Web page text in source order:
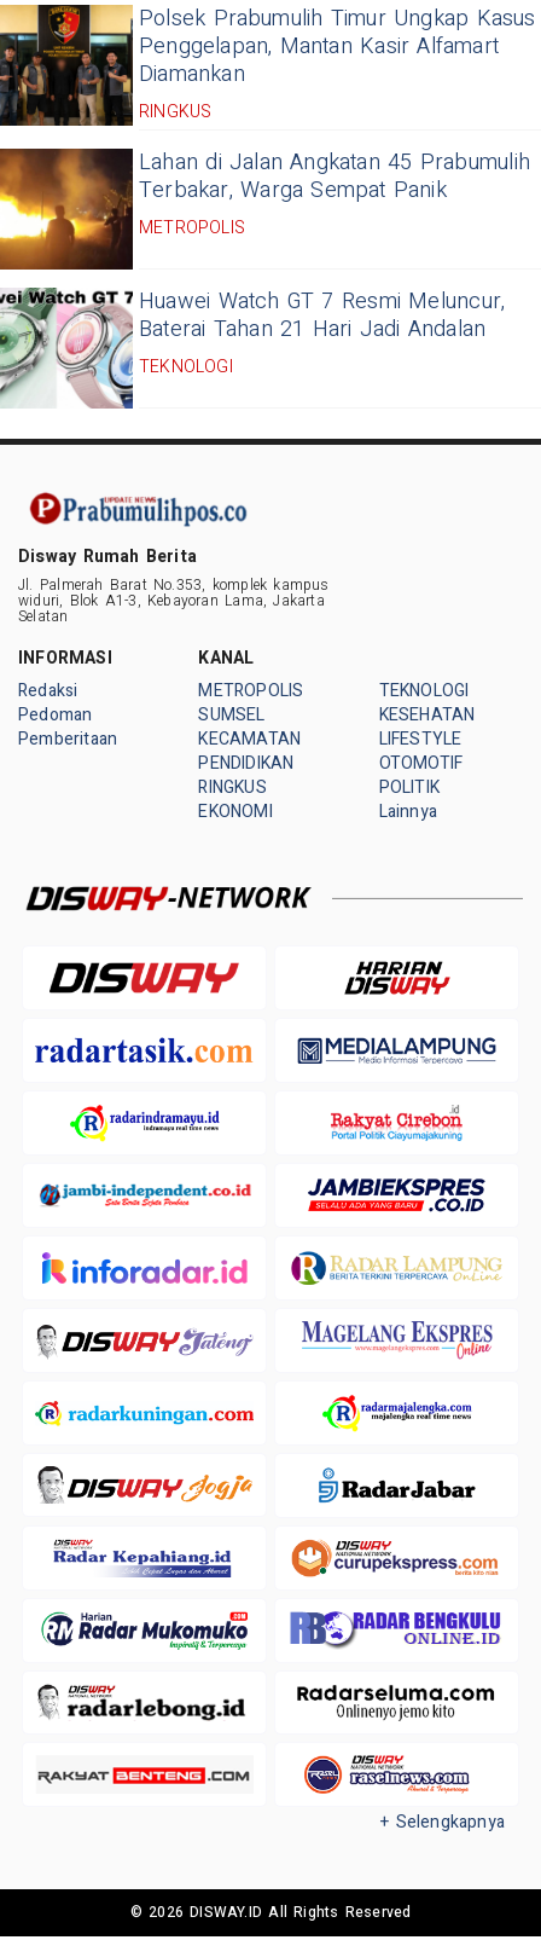
Polsek Prabumulih Timur Ungkap Kasus
Penggelapan, Mantan Kasir Alfamart
Diamankan
RINGKUS
Lahan di Jalan Angkatan 45 Prabumulih
Terbakar, Warga Sempat Panik
METROPOLIS
Huawei Watch GT 7 Resmi Meluncur,
Baterai Tahan 21 Hari Jadi Andalan
TEKNOLOGI
Disway Rumah Berita
Jl. Palmerah Barat No.353, komplek kampus
widuri, Blok A1-3, Kebayoran Lama, Jakarta
Selatan
INFORMASI
Redaksi
Pedoman
Pemberitaan
KANAL
METROPOLIS
SUMSEL
KECAMATAN
PENDIDIKAN
RINGKUS
EKONOMI
TEKNOLOGI
KESEHATAN
LIFESTYLE
OTOMOTIF
POLITIK
Lainnya
+ Selengkapnya
© 2026 DISWAY.ID All Rights Reserved